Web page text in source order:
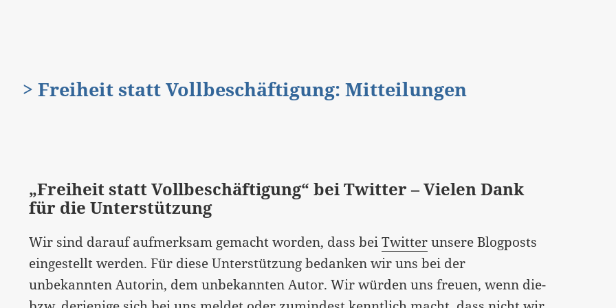
> Freiheit statt Vollbeschäftigung: Mitteilungen
„Freiheit statt Vollbeschäftigung“ bei Twitter – Vielen Dank
für die Unterstützung
Wir sind darauf aufmerksam gemacht worden, dass beiTwitterunsere Blogposts
eingestellt werden. Für diese Unterstützung bedanken wir uns bei der
unbekannten Autorin, dem unbekannten Autor. Wir würden uns freuen, wenn die-